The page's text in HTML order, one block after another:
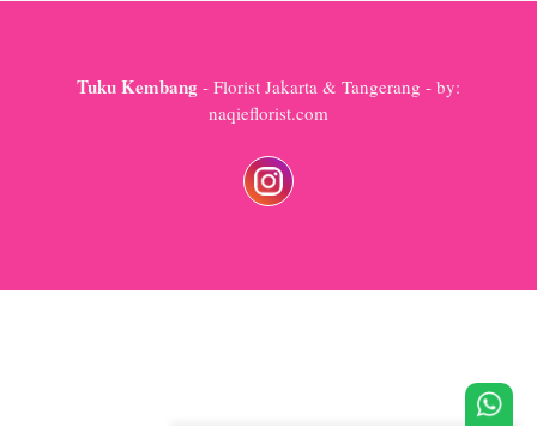
Tuku Kembang - Florist Jakarta & Tangerang - by:
naqieflorist.com